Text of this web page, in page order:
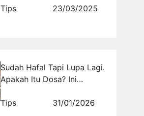
Tips
23/03/2025
Sudah Hafal Tapi Lupa Lagi.
Apakah Itu Dosa? Ini
Bikin Gelisah
Tips 31/01/2026